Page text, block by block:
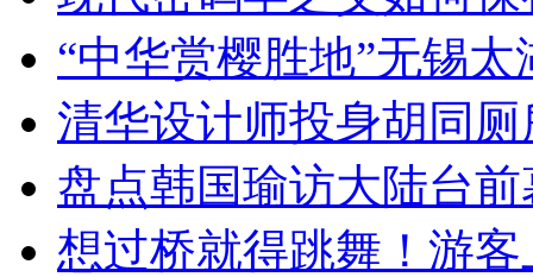
“中华赏樱胜地”无锡
清华设计师投身胡同
盘点韩国瑜访大陆台
想过桥就得跳舞！游客